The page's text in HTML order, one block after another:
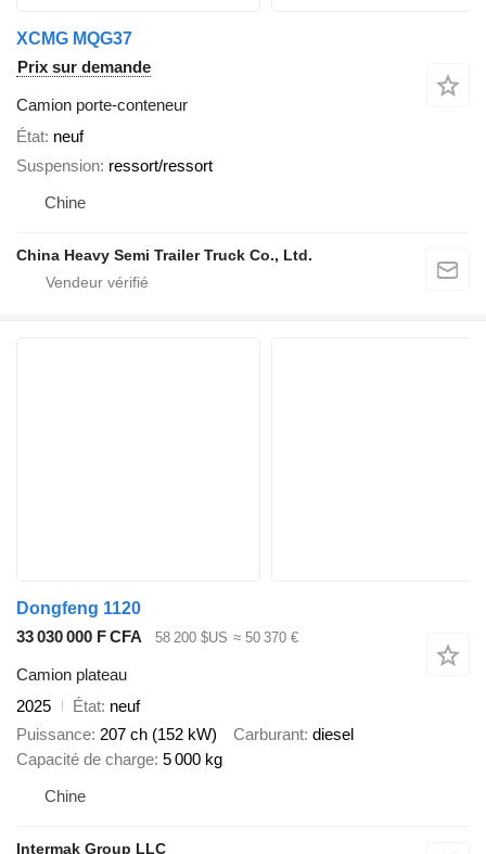
XCMG MQG37
Prix sur demande
Camion porte-conteneur
État neuf
Suspension ressort/ressort
Chine
China Heavy Semi Trailer Truck Co., Ltd.
Dongfeng 1120
33 030 000 F CFA
58 200 $US ≈ 50 370 €
Camion plateau
2025
État neuf
Puissance 207 ch (152 kW) Carburant diesel
Capacité de charge 5 000 kg
Chine
Intermak Group LLC